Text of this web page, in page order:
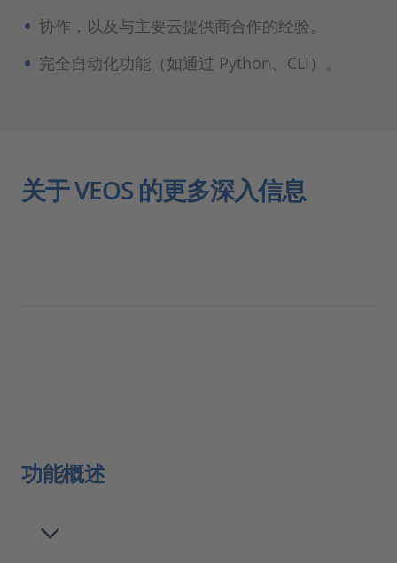
协作，以及与主要云提供商合作的经验。
完全自动化功能（如通过 Python、CLI）。
关于 VEOS 的更多深入信息
功能概述